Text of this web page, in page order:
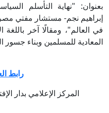
"نهاية التأسلم
نجم- مستشار مفتي مصر،
العالم"، ومقالًا آخر باللغة
للمسلمين وبناء جسور
رابط
المركز الإعلامي بدار الإفتاء